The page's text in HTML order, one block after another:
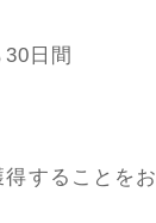
日間
することをお